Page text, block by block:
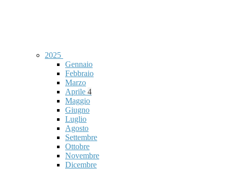
2025
Gennaio
Febbraio
Marzo
Aprile 4
Maggio
Giugno
Luglio
Agosto
Settembre
Ottobre
Novembre
Dicembre